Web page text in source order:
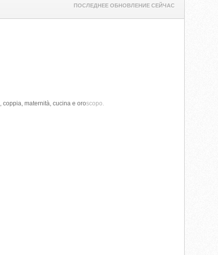
ПОСЛЕДНЕЕ ОБНОВЛЕНИЕ СЕЙЧАС
coppia, maternità, cucina e oroscopo.